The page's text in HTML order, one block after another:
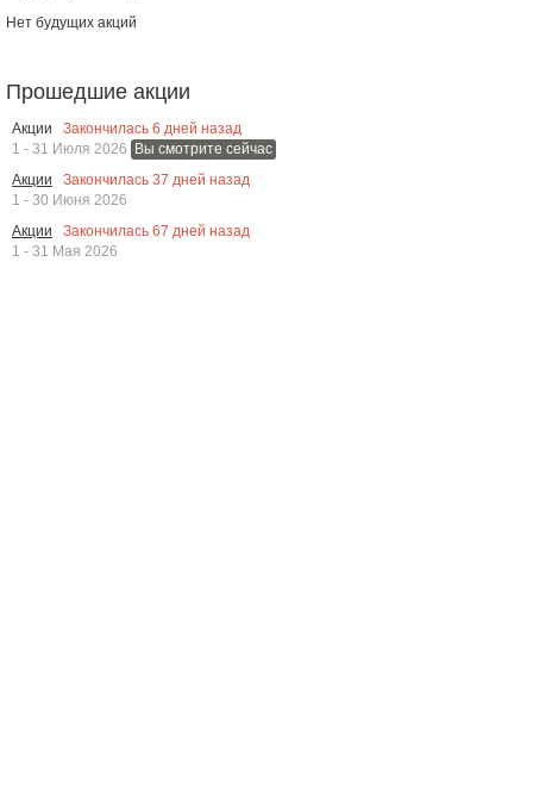
Нет будущих акций
Прошедшие акции
Акции Закончилась 6 дней назад
1 - 31 Июля 2026
Вы смотрите сейчас
Акции
Закончилась 37 дней назад
1 - 30 Июня 2026
Акции
Закончилась 67 дней назад
1 - 31 Мая 2026